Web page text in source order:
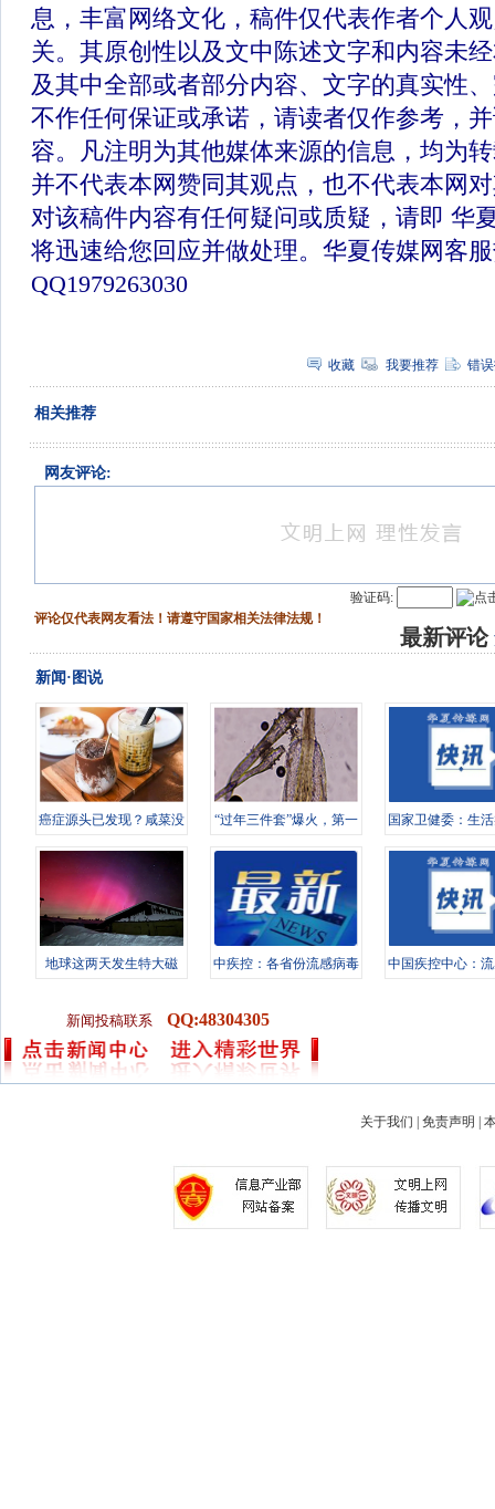
息，丰富网络文化，稿件仅代表作者个人
关。其原创性以及文中陈述文字和内容未
及其中全部或者部分内容、文字的真实性
不作任何保证或承诺，请读者仅作参考，
容。凡注明为其他媒体来源的信息，均为
并不代表本网赞同其观点，也不代表本网
对该稿件内容有任何疑问或质疑，请即 华
将迅速给您回应并做处理。华夏传媒网客
QQ1979263030
收藏 我要推荐 错
相关推荐
网友评论:
验证码:
评论仅代表网友看法！请遵守国家相关法律法规！
最新评论
新闻·图说
癌症源头已发现？咸菜没
“过年三件套”爆火，第一
国家卫健委：生
地球这两天发生特大磁
中疾控：各省份流感病毒
中国疾控中心：
新闻投稿联系 QQ:48304305
关于我们 免责声明